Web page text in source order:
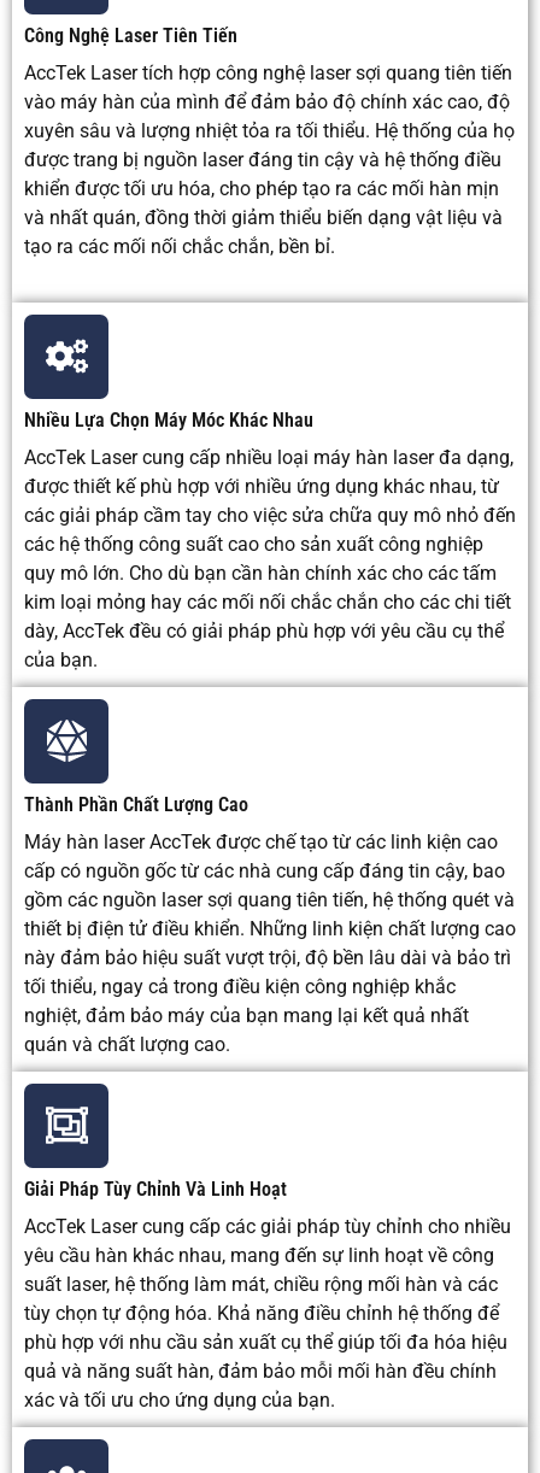
Xử lý
sau khi
hàn
Thông
thường chỉ
cần mài
hoặc đánh
bóng một
chút là đủ.
Có thể
cần
hoàn
thiện
nhẹ
Thường
đòi hỏi
phải
làm
sạch,
hoặc
bắn
Có thể
cần
hoàn
thiện
thuộc
vào
Chi phí
thiết bị
tư ban đầu
đến
trung
bình
đến
cao
Chi phí
động
Chi phí
nhân công
và hoàn
thiện thấp
hơn, nhưng
bị cao hơn.
Chi phí
công
cao hơn
do tốc
việc
Chi phí
phải
bao
gồm cả
dẫn và
Chi phí
nhiên
liệu và
bảo trì
thiết bị
hơn
Các
bản
ứng
dụng
tốt
nhất
Các bộ
loại chính
xác, thép
không gỉ,
nhôm, tấm
kim loại,
linh kiện
pin, phụ
tùng ô tô
và sản
chất
lượng
cao,
thép
không gỉ
mỏng,
ống và
các bộ
kết cấu,
gia
công,
chế tạo
kim loại
hạng
nặng
và hàn
vũ trụ,
hàn
chính
xác,
các tiết
diện
dày và
các
Công Nghệ Laser Tiên Tiến
AccTek Laser tích hợp công nghệ laser sợi quang tiên tiến
vào máy hàn của mình để đảm bảo độ chính xác cao, độ
xuyên sâu và lượng nhiệt tỏa ra tối thiểu. Hệ thống của họ
được trang bị nguồn laser đáng tin cậy và hệ thống điều
khiển được tối ưu hóa, cho phép tạo ra các mối hàn mịn
và nhất quán, đồng thời giảm thiểu biến dạng vật liệu và
tạo ra các mối nối chắc chắn, bền bỉ.
Nhiều Lựa Chọn Máy Móc Khác Nhau
AccTek Laser cung cấp nhiều loại máy hàn laser đa dạng,
được thiết kế phù hợp với nhiều ứng dụng khác nhau, từ
các giải pháp cầm tay cho việc sửa chữa quy mô nhỏ đến
các hệ thống công suất cao cho sản xuất công nghiệp
quy mô lớn. Cho dù bạn cần hàn chính xác cho các tấm
kim loại mỏng hay các mối nối chắc chắn cho các chi tiết
dày, AccTek đều có giải pháp phù hợp với yêu cầu cụ thể
của bạn.
Thành Phần Chất Lượng Cao
Máy hàn laser AccTek được chế tạo từ các linh kiện cao
cấp có nguồn gốc từ các nhà cung cấp đáng tin cậy, bao
gồm các nguồn laser sợi quang tiên tiến, hệ thống quét và
thiết bị điện tử điều khiển. Những linh kiện chất lượng cao
này đảm bảo hiệu suất vượt trội, độ bền lâu dài và bảo trì
tối thiểu, ngay cả trong điều kiện công nghiệp khắc
nghiệt, đảm bảo máy của bạn mang lại kết quả nhất
quán và chất lượng cao.
Giải Pháp Tùy Chỉnh Và Linh Hoạt
AccTek Laser cung cấp các giải pháp tùy chỉnh cho nhiều
yêu cầu hàn khác nhau, mang đến sự linh hoạt về công
suất laser, hệ thống làm mát, chiều rộng mối hàn và các
tùy chọn tự động hóa. Khả năng điều chỉnh hệ thống để
phù hợp với nhu cầu sản xuất cụ thể giúp tối đa hóa hiệu
quả và năng suất hàn, đảm bảo mỗi mối hàn đều chính
xác và tối ưu cho ứng dụng của bạn.